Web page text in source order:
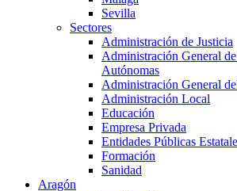
Sevilla
Sectores
Administración de Justicia
Administración General
Autónomas
Administración General
Administración Local
Educación
Empresa Privada
Entidades Públicas
Formación
Sanidad
Aragón